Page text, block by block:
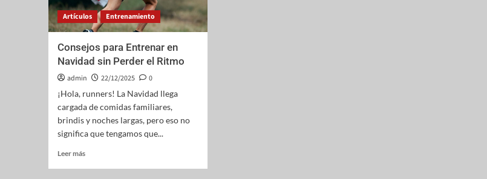
Artículos Entrenamiento
Consejos para Entrenar en
Navidad sin Perder el Ritmo
admin 22/12/2025
0
¡Hola, runners! La Navidad llega
cargada de comidas familiares,
brindis y noches largas, pero eso no
significa que tengamos que...
Leer más